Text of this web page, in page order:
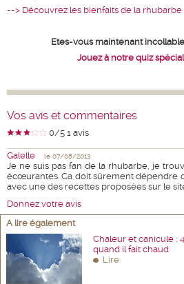
--> Découvrez les bienfaits de la rhubarbe
Etes-vous maintenant
Jouez à notre quiz
Vos avis et commentaires
0/5 1 avis
Galelle le 07/08/2013
Je ne suis pas fan de la rhubarbe, je
écœurantes. Ca doit sûrement dépendre
avec une des recettes proposées sur le
Donnez votre avis
A lire également
Chaleur et canicule :
quand il fait chaud
Lire